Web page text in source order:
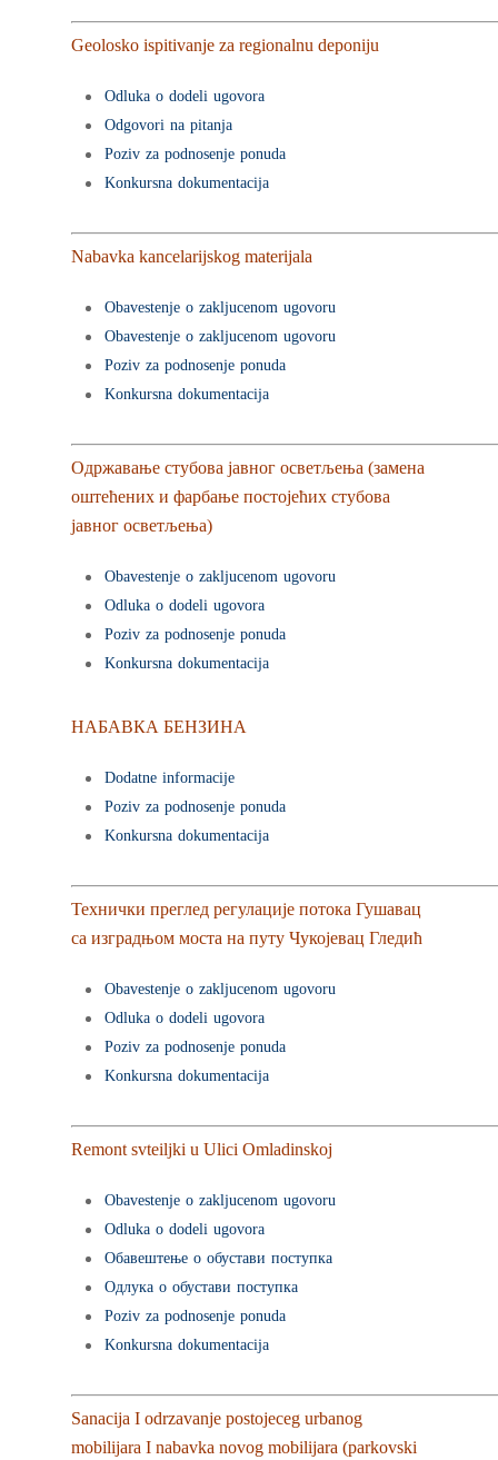
Geolosko ispitivanje za regionalnu deponiju
Odluka o dodeli ugovora
Odgovori na pitanja
Poziv za podnosenje ponuda
Konkursna dokumentacija
Nabavka kancelarijskog materijala
Obavestenje o zakljucenom ugovoru
Obavestenje o zakljucenom ugovoru
Poziv za podnosenje ponuda
Konkursna dokumentacija
Одржавање стубова јавног осветљења (замена
оштећених и фарбање постојећих стубова
јавног осветљења)
Obavestenje o zakljucenom ugovoru
Odluka o dodeli ugovora
Poziv za podnosenje ponuda
Konkursna dokumentacija
НАБАВКА БЕНЗИНА
Dodatne informacije
Poziv za podnosenje ponuda
Konkursna dokumentacija
Технички преглед регулације потока Гушавац
са изградњом моста на путу Чукојевац Гледић
Obavestenje o zakljucenom ugovoru
Odluka o dodeli ugovora
Poziv za podnosenje ponuda
Konkursna dokumentacija
Remont svteiljki u Ulici Omladinskoj
Obavestenje o zakljucenom ugovoru
Odluka o dodeli ugovora
Обавештење о обустави поступка
Одлука о обустави поступка
Poziv za podnosenje ponuda
Konkursna dokumentacija
Sanacija I odrzavanje postojeceg urbanog
mobilijara I nabavka novog mobilijara (parkovski